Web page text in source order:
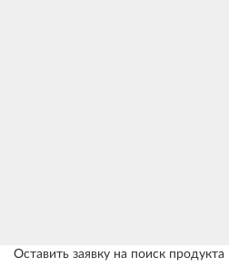
Оставить заявку на поиск продукта